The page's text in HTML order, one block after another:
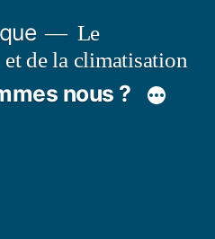
Le
de la climatisation
nous ?